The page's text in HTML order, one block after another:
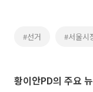
#선거 #서울시
황이안PD의 주요